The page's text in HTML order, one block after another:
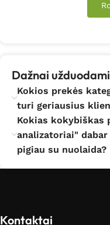
Dažnai
Kokios prekės
turi geriausius
Kokias kokybiškas
analizatoriai"
pigiau su nuolaida?
Kontaktai